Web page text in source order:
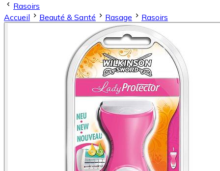
Rasoirs
Accueil
Beauté & Santé Rasage Rasoirs